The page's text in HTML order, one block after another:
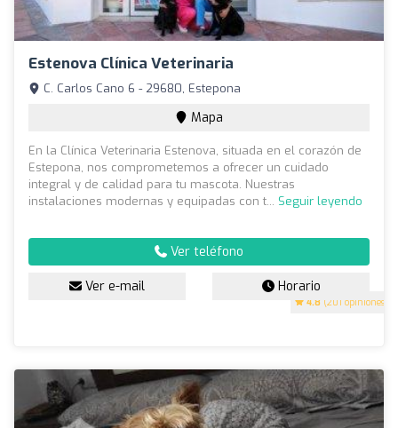
Estenova Clínica Veterinaria
4.8 (201 opiniones)
C. Carlos Cano 6 - 29680, Estepona
Mapa
En la Clínica Veterinaria Estenova, situada en el corazón de
Estepona, nos comprometemos a ofrecer un cuidado
integral y de calidad para tu mascota. Nuestras
instalaciones modernas y equipadas con t... Seguir leyendo
Ver teléfono
Ver e-mail Horario